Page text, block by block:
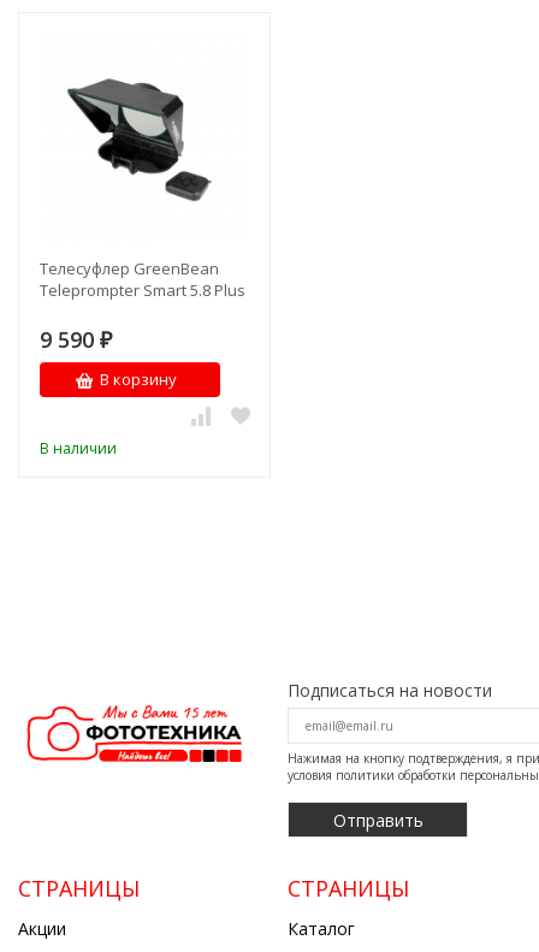
Телесуфлер GreenBean
Teleprompter Smart 5.8 Plus
9 590 ₽
В корзину
В наличии
Подписаться на новости
Нажимая на кнопку подтверждения, я
условия политики обработки
СТРАНИЦЫ
Акции
СТРАНИЦЫ
Каталог